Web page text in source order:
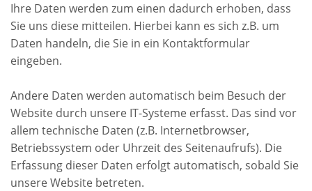
Ihre Daten werden zum einen dadurch erhoben, dass
Sie uns diese mitteilen. Hierbei kann es sich z.B. um
Daten handeln, die Sie in ein Kontaktformular
eingeben.
Andere Daten werden automatisch beim Besuch der
Website durch unsere IT-Systeme erfasst. Das sind vor
allem technische Daten (z.B. Internetbrowser,
Betriebssystem oder Uhrzeit des Seitenaufrufs). Die
Erfassung dieser Daten erfolgt automatisch, sobald Sie
unsere Website betreten.